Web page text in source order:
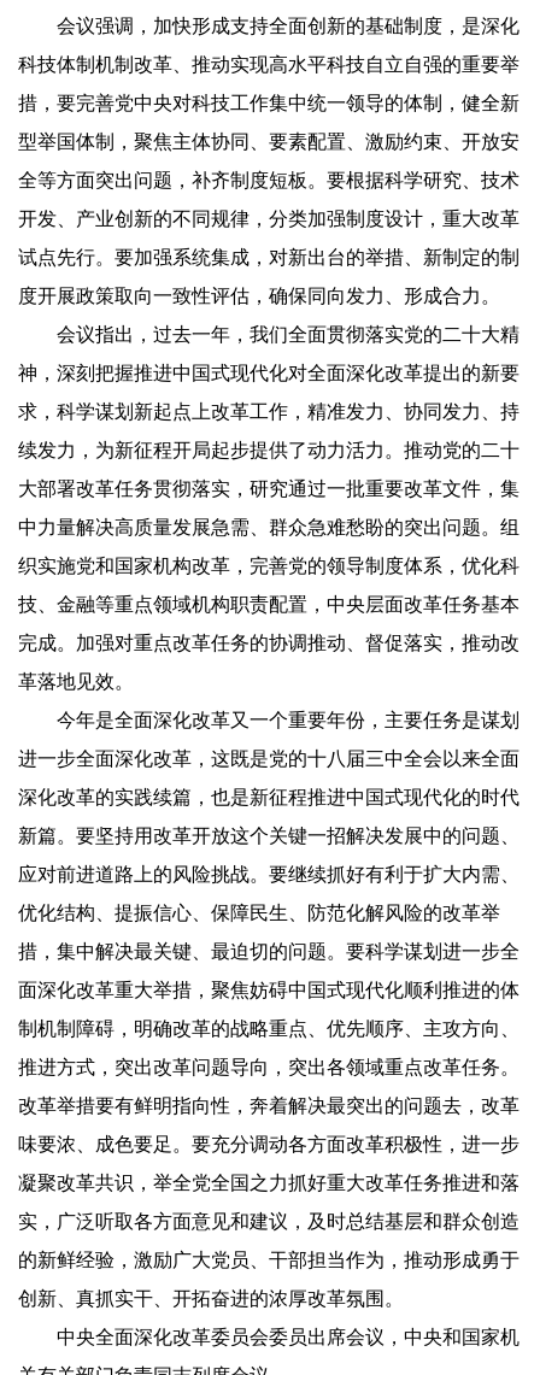
会议强调，加快形成支持全面创新的基础制度，是深化
科技体制机制改革、推动实现高水平科技自立自强的重要举
措，要完善党中央对科技工作集中统一领导的体制，健全新
型举国体制，聚焦主体协同、要素配置、激励约束、开放安
全等方面突出问题，补齐制度短板。要根据科学研究、技术
开发、产业创新的不同规律，分类加强制度设计，重大改革
试点先行。要加强系统集成，对新出台的举措、新制定的制
度开展政策取向一致性评估，确保同向发力、形成合力。
会议指出，过去一年，我们全面贯彻落实党的二十大精
神，深刻把握推进中国式现代化对全面深化改革提出的新要
求，科学谋划新起点上改革工作，精准发力、协同发力、持
续发力，为新征程开局起步提供了动力活力。推动党的二十
大部署改革任务贯彻落实，研究通过一批重要改革文件，集
中力量解决高质量发展急需、群众急难愁盼的突出问题。组
织实施党和国家机构改革，完善党的领导制度体系，优化科
技、金融等重点领域机构职责配置，中央层面改革任务基本
完成。加强对重点改革任务的协调推动、督促落实，推动改
革落地见效。
今年是全面深化改革又一个重要年份，主要任务是谋划
进一步全面深化改革，这既是党的十八届三中全会以来全面
深化改革的实践续篇，也是新征程推进中国式现代化的时代
新篇。要坚持用改革开放这个关键一招解决发展中的问题、
应对前进道路上的风险挑战。要继续抓好有利于扩大内需、
优化结构、提振信心、保障民生、防范化解风险的改革举
措，集中解决最关键、最迫切的问题。要科学谋划进一步全
面深化改革重大举措，聚焦妨碍中国式现代化顺利推进的体
制机制障碍，明确改革的战略重点、优先顺序、主攻方向、
推进方式，突出改革问题导向，突出各领域重点改革任务。
改革举措要有鲜明指向性，奔着解决最突出的问题去，改革
味要浓、成色要足。要充分调动各方面改革积极性，进一步
凝聚改革共识，举全党全国之力抓好重大改革任务推进和落
实，广泛听取各方面意见和建议，及时总结基层和群众创造
的新鲜经验，激励广大党员、干部担当作为，推动形成勇于
创新、真抓实干、开拓奋进的浓厚改革氛围。
中央全面深化改革委员会委员出席会议，中央和国家机